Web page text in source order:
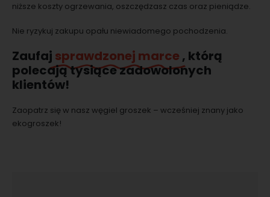
niższe koszty ogrzewania, oszczędzasz czas oraz pieniądze.
Nie ryzykuj zakupu opału niewiadomego pochodzenia.
Zaufaj sprawdzonej marce , którą
polecają tysiące zadowolonych
klientów!
Zaopatrz się w nasz węgiel groszek – wcześniej znany jako
ekogroszek!